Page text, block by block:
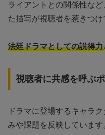
ライアントとの関係性な
た描写が視聴者を惹きつけ
法廷ドラマとしての説得力
視聴者に共感を呼ぶ
ドラマに登場するキャラ
みや課題を反映しています